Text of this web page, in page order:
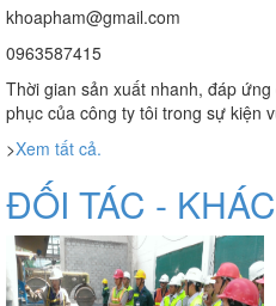
khoapham@gmail.com
0963587415
Thời gian sản xuất nhanh, đáp
phục của công ty tôi trong sự kiện
>Xem tất cả.
ĐỐI TÁC -